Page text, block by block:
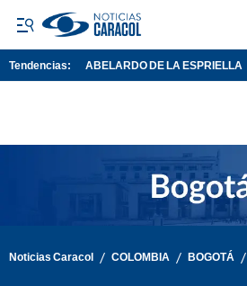
Tendencias: ABELARDO DE LA ESPRIELLA
Noticias Caracol / COLOMBIA / BOGOTÁ /